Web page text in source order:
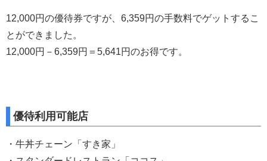
12,000円の優待券ですが、6,359円の手数料でゲットするこ
とができました。
12,000円－6,359円＝5,641円のお得です。
優待利用可能店
・牛丼チェーン「すき家」